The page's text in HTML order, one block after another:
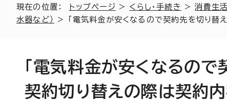
現在の位置： トップページ > くらし・手続き >消費生活
水器など）
> 「電気料金が安くなるので契約先を切り替
「電気料金が安くなるの
契約切り替えの際は契約